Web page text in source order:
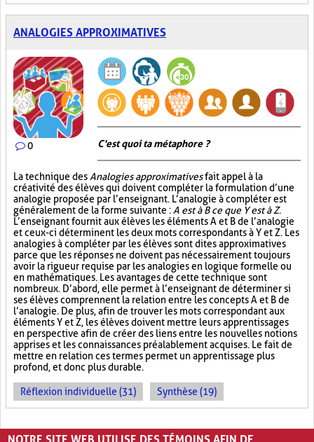
ANALOGIES APPROXIMATIVES
0 C'est quoi ta métaphore ?
La technique des Analogies approximativesfait appel à la
créativité des élèves qui doivent compléter la formulation d’une
analogie proposée par l’enseignant. L’analogie à compléter est
généralement de la forme suivante : A est à B ce que Y est à Z.
L’enseignant fournit aux élèves les éléments A et B de l’analogie
et ceux-ci déterminent les deux mots correspondants à Y et Z. Les
analogies à compléter par les élèves sont dites approximatives
parce que les réponses ne doivent pas nécessairement toujours
avoir la rigueur requise par les analogies en logique formelle ou
en mathématiques. Les avantages de cette technique sont
nombreux. D’abord, elle permet à l’enseignant de déterminer si
ses élèves comprennent la relation entre les concepts A et B de
l’analogie. De plus, afin de trouver les mots correspondant aux
éléments Y et Z, les élèves doivent mettre leurs apprentissages
en perspective afin de créer des liens entre les nouvelles notions
apprises et les connaissances préalablement acquises. Le fait de
mettre en relation ces termes permet un apprentissage plus
profond, et donc plus durable.
Réflexion individuelle (31) Synthèse (19)
PAGES